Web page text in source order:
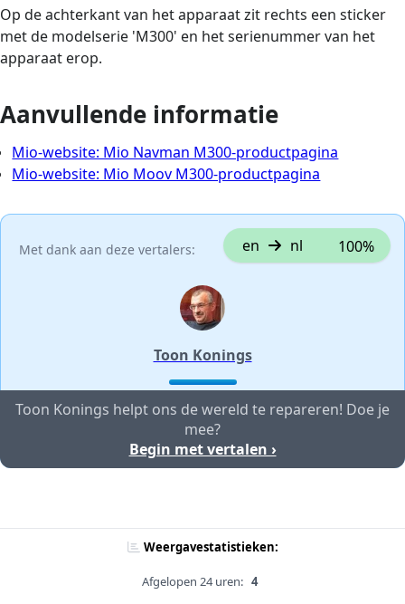
Op de achterkant van het apparaat zit rechts een sticker
met de modelserie 'M300' en het serienummer van het
apparaat erop.
Aanvullende informatie
Mio-website: Mio Navman M300-productpagina
Mio-website: Mio Moov M300-productpagina
Met dank aan deze vertalers: en nl 100%
Toon Konings
Toon Konings helpt ons de wereld te repareren! Doe je
mee?
Begin met vertalen ›
Weergavestatistieken:
Afgelopen 24 uren: 4